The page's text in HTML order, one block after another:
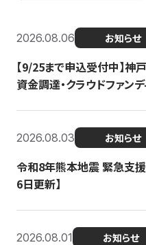
2026.08.06 お知らせ
【9/25まで申込受付中】神
資金調達・クラウドファン
2026.08.03 お知らせ
令和8年熊本地震 緊急支
6日更新】
2026.08.01 お知らせ